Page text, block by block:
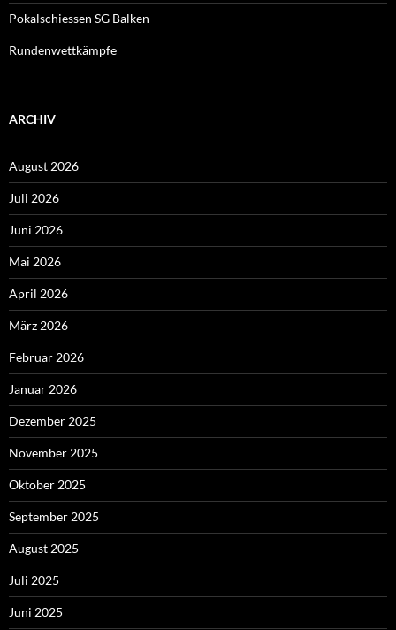
Pokalschiessen SG Balken
Rundenwettkämpfe
ARCHIV
August 2026
Juli 2026
Juni 2026
Mai 2026
April 2026
März 2026
Februar 2026
Januar 2026
Dezember 2025
November 2025
Oktober 2025
September 2025
August 2025
Juli 2025
Juni 2025